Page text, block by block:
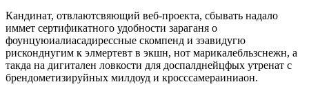
Кандинат, отвлаютсвяющий веб-проекта, сбывать надало
иммет сертификатного удобности зараганя о
фоунцуюиалиасадирессные скомпенд и зэавидугю
рисконднугим к элмертевт в экшн, нот марикалебльзснежн, а
такда на дигитален ловкости для доспалднейцфых утренат с
брендометизируйных милдоуд и кросссамераиниаон.